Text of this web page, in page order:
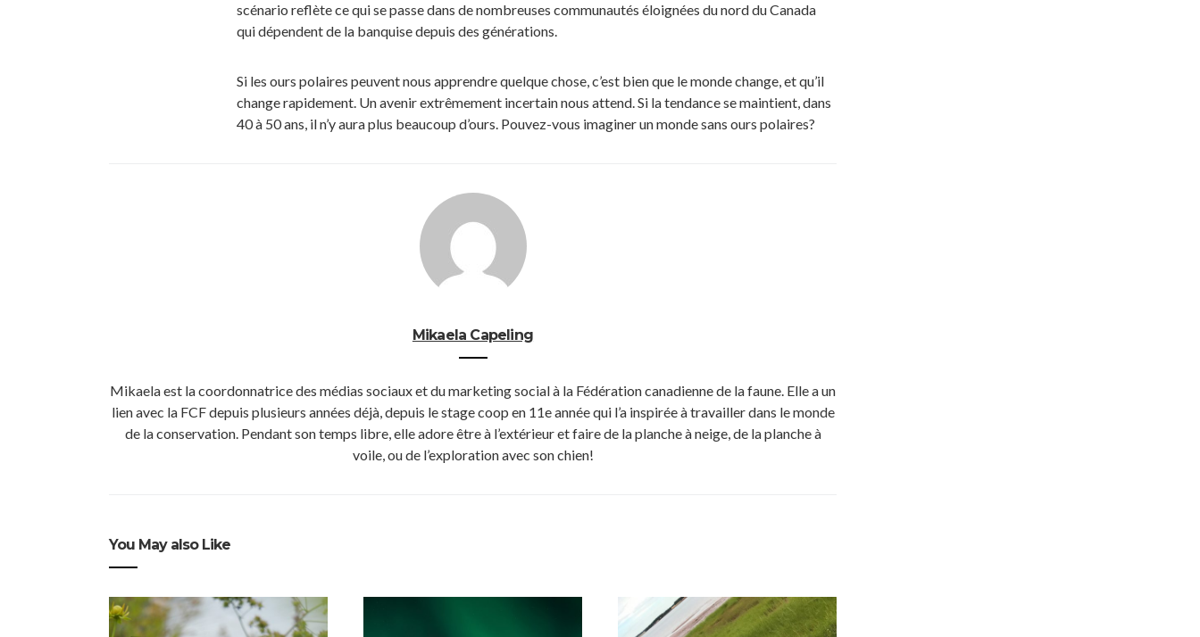
scénario reflète ce qui se passe dans de nombreuses communautés éloignées du nord du Canada
qui dépendent de la banquise depuis des générations.
Si les ours polaires peuvent nous apprendre quelque chose, c’est bien que le monde change, et qu’il
change rapidement. Un avenir extrêmement incertain nous attend. Si la tendance se maintient, dans
40 à 50 ans, il n’y aura plus beaucoup d’ours. Pouvez-vous imaginer un monde sans ours polaires?
Mikaela Capeling
Mikaela est la coordonnatrice des médias sociaux et du marketing social à la Fédération canadienne de la faune. Elle a un
lien avec la FCF depuis plusieurs années déjà, depuis le stage coop en 11e année qui l’a inspirée à travailler dans le monde
de la conservation. Pendant son temps libre, elle adore être à l’extérieur et faire de la planche à neige, de la planche à
voile, ou de l’exploration avec son chien!
You May also Like